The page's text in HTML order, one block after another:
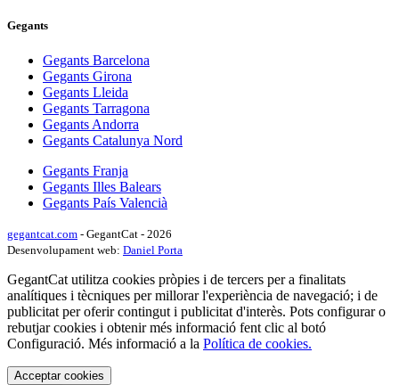
Gegants
Gegants Barcelona
Gegants Girona
Gegants Lleida
Gegants Tarragona
Gegants Andorra
Gegants Catalunya Nord
Gegants Franja
Gegants Illes Balears
Gegants País Valencià
gegantcat.com - GegantCat - 2026
Desenvolupament web: Daniel Porta
GegantCat utilitza cookies pròpies i de tercers per a finalitats
analítiques i tècniques per millorar l'experiència de navegació; i de
publicitat per oferir contingut i publicitat d'interès. Pots configurar o
rebutjar cookies i obtenir més informació fent clic al botó
Configuració. Més informació a la Política de cookies.
Acceptar cookies